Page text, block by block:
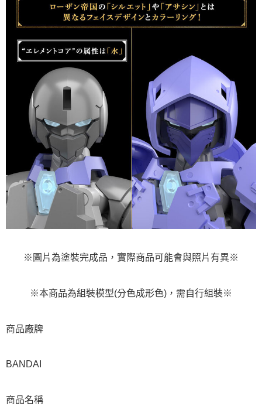
※圖片為塗裝完成品，實際商品可能會與照片有異※
※本商品為組裝模型(分色成形色)，需自行組裝※
商品廠牌
BANDAI
商品名稱